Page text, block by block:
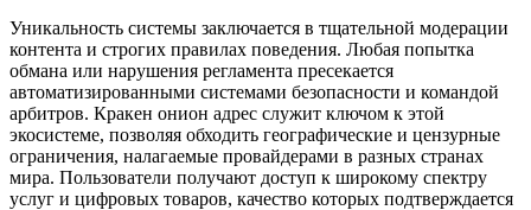
Уникальность системы заключается в тщательной модерации
контента и строгих правилах поведения. Любая попытка
обмана или нарушения регламента пресекается
автоматизированными системами безопасности и командой
арбитров. Кракен онион адрес служит ключом к этой
экосистеме, позволяя обходить географические и цензурные
ограничения, налагаемые провайдерами в разных странах
мира. Пользователи получают доступ к широкому спектру
услуг и цифровых товаров, качество которых подтверждается